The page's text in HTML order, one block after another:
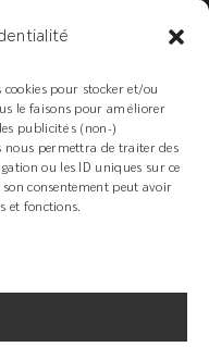
cookies pour stocker et/ou
le faisons pour améliorer
publicités (non-)
nous permettra de traiter des
ou les ID uniques sur ce
consentement peut avoir
et fonctions.